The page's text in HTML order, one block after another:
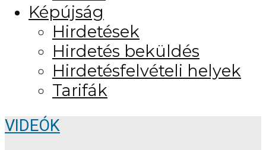
Képújság
Hirdetések
Hirdetés beküldés
Hirdetésfelvételi helyek
Tarifák
VIDEÓK